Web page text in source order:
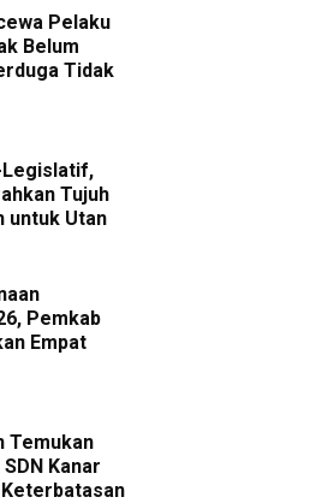
Pelaku
Belum
Tidak
Tujuh
untuk Utan
Pemkab
Empat
Temukan
Kanar